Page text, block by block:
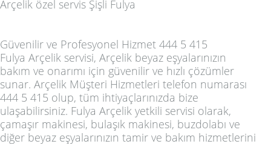
Arçelik özel servis Şişli Fulya
Güvenilir ve Profesyonel Hizmet 444 5 415
Fulya Arçelik servisi, Arçelik beyaz eşyalarınızın
bakım ve onarımı için güvenilir ve hızlı çözümler
sunar. Arçelik Müşteri Hizmetleri telefon numarası
444 5 415 olup, tüm ihtiyaçlarınızda bize
ulaşabilirsiniz. Fulya Arçelik yetkili servisi olarak,
çamaşır makinesi, bulaşık makinesi, buzdolabı ve
diğer beyaz eşyalarınızın tamir ve bakım hizmetlerini